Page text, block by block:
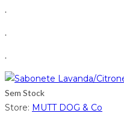
.
.
.
Sem Stock
Store: MUTT DOG & Co